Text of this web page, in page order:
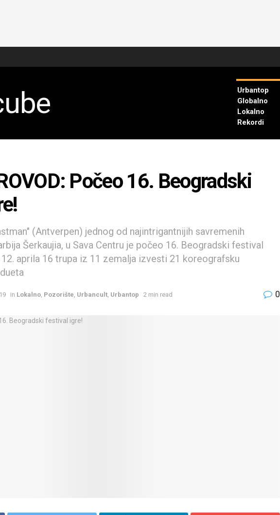
Urbantop
Globalno
Lokalno
Rekordi
Počeo 16. Beogradski
(Antverpen) jednog od najintrigantnijih savremenih
Šerkaujia, u Sava Centru je počeo 16. Beogradski festival
aprila 16 trupa iz 11 zemalja izvesti 21 koreografsku
in Lokalno Pozorište Urbancult Urbantop 2 min read 0